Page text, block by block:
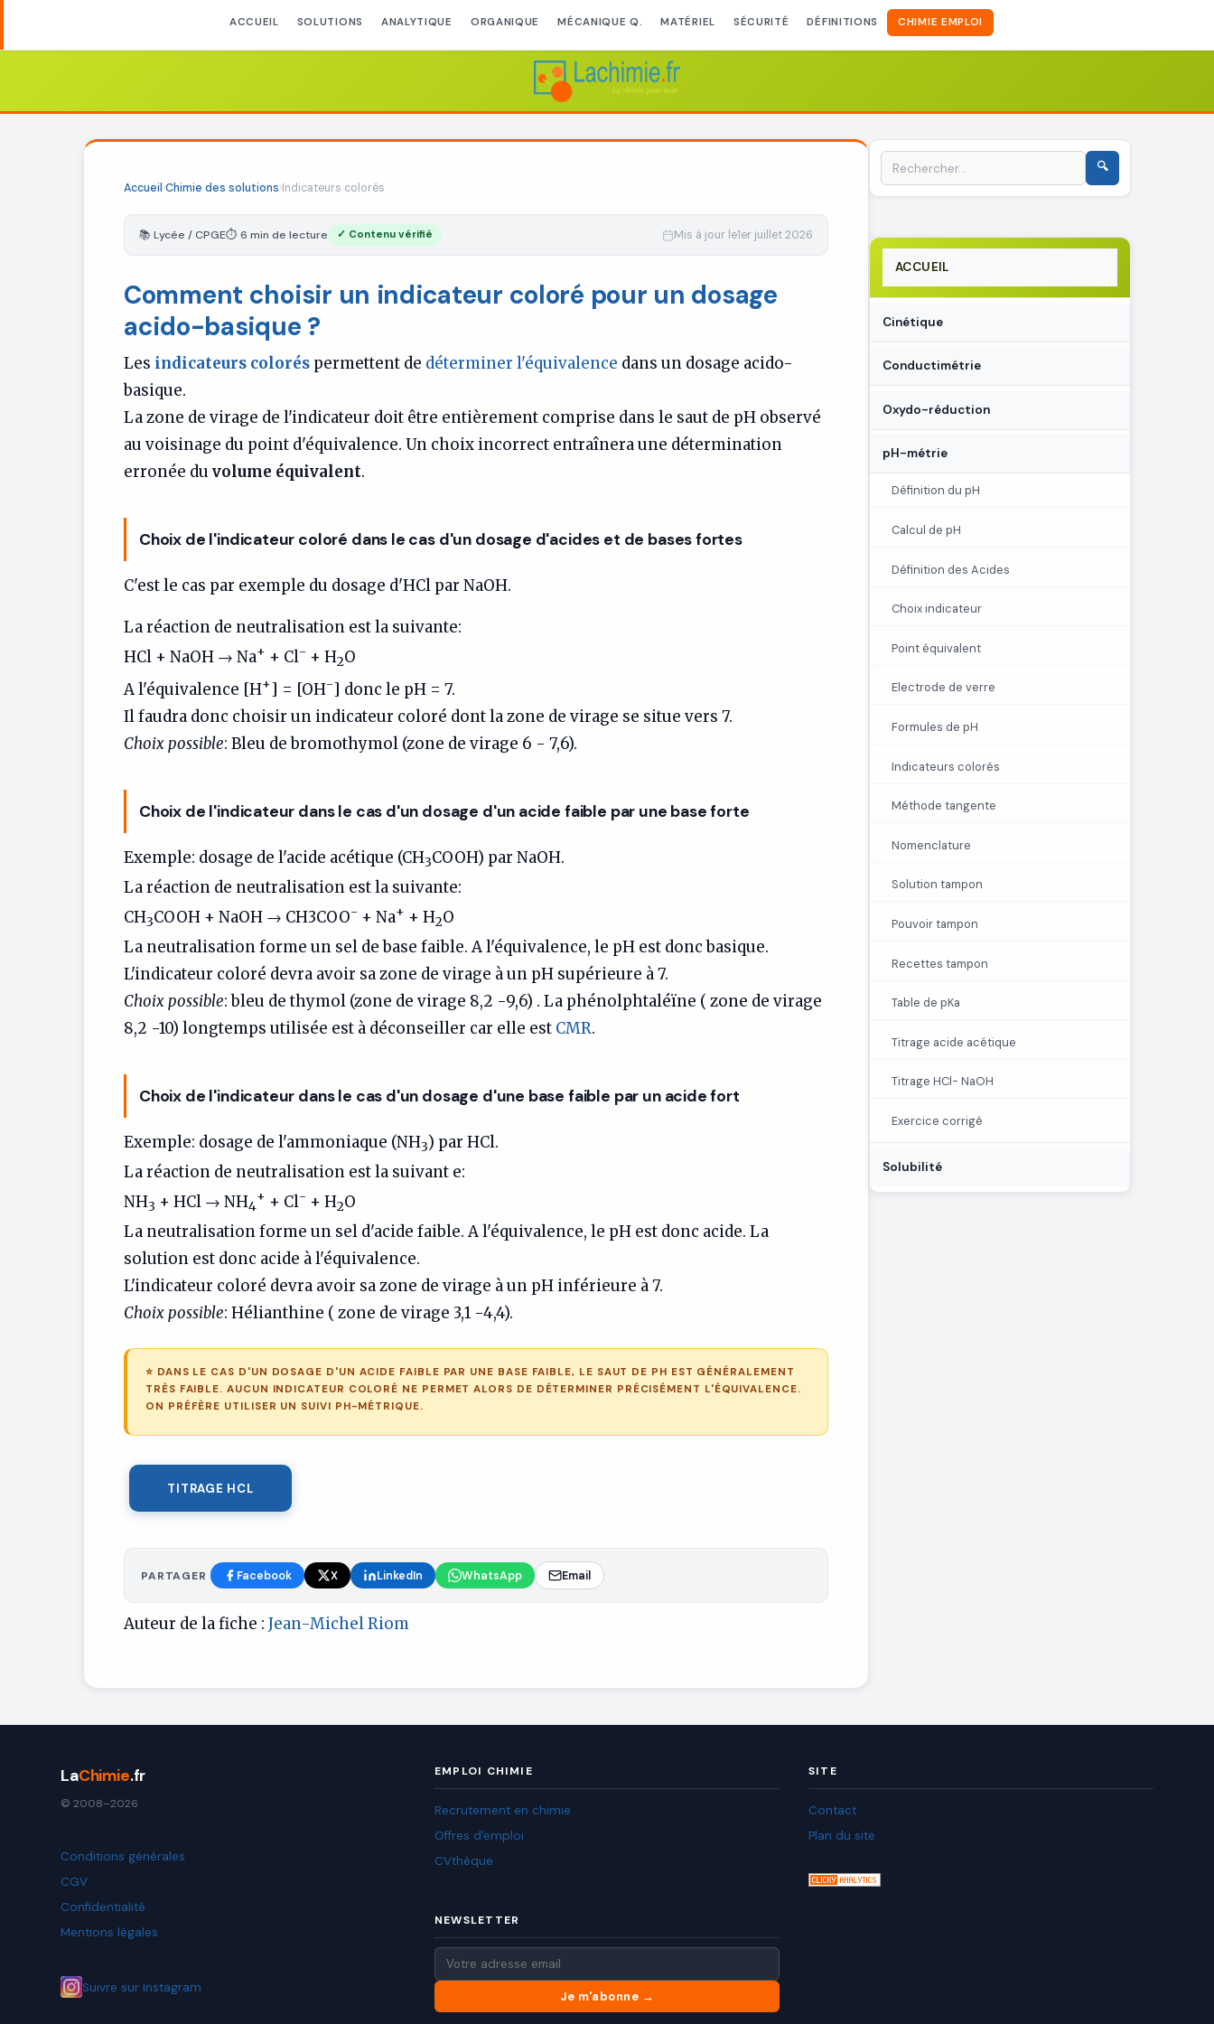
ACCUEIL SOLUTIONS ANALYTIQUE ORGANIQUE MÉCANIQUE Q. MATÉRIEL SÉCURITÉ DÉFINITIONS CHIMIE EMPLOI
Accueil ›Chimie des solutions›Indicateurs colorés
📚 Lycée / CPGE⏱ 6 min de lecture ✓ Contenu vérifié Mis à jour le1er juillet 2026
Comment choisir un indicateur coloré pour un dosage
acido-basique ?
Les indicateurs colorés permettent de déterminer l'équivalence dans un dosage acido-
basique.
La zone de virage de l'indicateur doit être entièrement comprise dans le saut de pH observé
au voisinage du point d'équivalence. Un choix incorrect entraînera une détermination
erronée du volume équivalent.
Choix de l'indicateur coloré dans le cas d'un dosage d'acides et de bases fortes
C'est le cas par exemple du dosage d'HCl par NaOH.
La réaction de neutralisation est la suivante:
HCl + NaOH → Na+ + Cl- + H2O
A l'équivalence [H+] = [OH-] donc le pH = 7.
Il faudra donc choisir un indicateur coloré dont la zone de virage se situe vers 7.
Choix possible: Bleu de bromothymol (zone de virage 6 - 7,6).
Choix de l'indicateur dans le cas d'un dosage d'un acide faible par une base forte
Exemple: dosage de l'acide acétique (CH3COOH) par NaOH.
La réaction de neutralisation est la suivante:
CH3COOH + NaOH → CH3COO- + Na+ + H2O
La neutralisation forme un sel de base faible. A l'équivalence, le pH est donc basique.
L'indicateur coloré devra avoir sa zone de virage à un pH supérieure à 7.
Choix possible: bleu de thymol (zone de virage 8,2 -9,6) . La phénolphtaléïne ( zone de virage
8,2 -10) longtemps utilisée est à déconseiller car elle est CMR.
Choix de l'indicateur dans le cas d'un dosage d'une base faible par un acide fort
Exemple: dosage de l'ammoniaque (NH3) par HCl.
La réaction de neutralisation est la suivant e:
NH3 + HCl → NH4
+ + Cl- + H2O
La neutralisation forme un sel d'acide faible. A l'équivalence, le pH est donc acide. La
solution est donc acide à l'équivalence.
L'indicateur coloré devra avoir sa zone de virage à un pH inférieure à 7.
Choix possible: Hélianthine ( zone de virage 3,1 -4,4).
⭐ DANS LE CAS D'UN DOSAGE D'UN ACIDE FAIBLE PAR UNE BASE FAIBLE, LE SAUT DE PH EST GÉNÉRALEMENT
TRÈS FAIBLE. AUCUN INDICATEUR COLORÉ NE PERMET ALORS DE DÉTERMINER PRÉCISÉMENT L'ÉQUIVALENCE.
ON PRÉFÈRE UTILISER UN SUIVI PH-MÉTRIQUE.
TITRAGE HCL
PARTAGER Facebook X LinkedIn WhatsApp Email
Auteur de la fiche : Jean-Michel Riom
ACCUEIL
Cinétique
Conductimétrie
Oxydo-réduction
pH-métrie
Définition du pH
Calcul de pH
Définition des Acides
Choix indicateur
Point équivalent
Electrode de verre
Formules de pH
Indicateurs colorés
Méthode tangente
Nomenclature
Solution tampon
Pouvoir tampon
Recettes tampon
Table de pKa
Titrage acide acétique
Titrage HCl- NaOH
Exercice corrigé
Solubilité
LaChimie.fr
© 2008–2026
Conditions générales
CGV
Confidentialité
Mentions légales
Suivre sur Instagram
EMPLOI CHIMIE
Recrutement en chimie
Offres d'emploi
CVthèque
NEWSLETTER
SITE
Contact
Plan du site